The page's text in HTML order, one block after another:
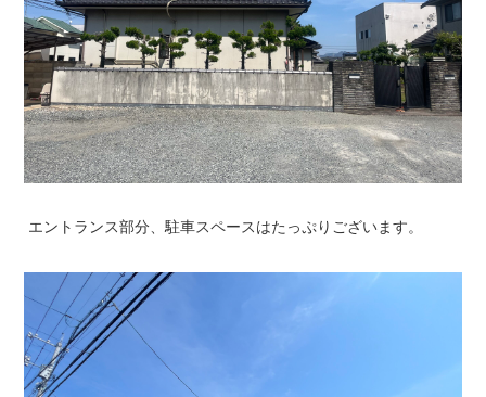
エントランス部分、駐車スペースはたっぷりございます。